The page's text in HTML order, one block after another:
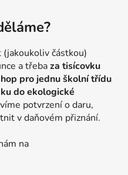
částkou)
a třebaza tisícovku
pro jednu školní třídu
do ekologické
potvrzení o daru,
v daňovém přiznání.
na